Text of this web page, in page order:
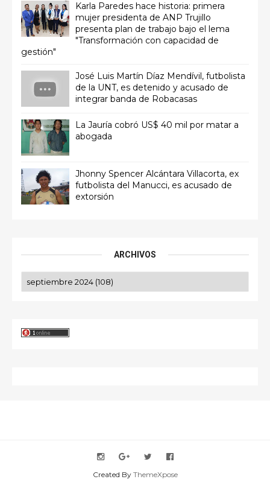
Karla Paredes hace historia: primera
mujer presidenta de ANP Trujillo
presenta plan de trabajo bajo el lema
"Transformación con capacidad de
gestión"
José Luis Martín Díaz Mendívil, futbolista
de la UNT, es detenido y acusado de
integrar banda de Robacasas
La Jauría cobró US$ 40 mil por matar a
abogada
Jhonny Spencer Alcántara Villacorta, ex
futbolista del Manucci, es acusado de
extorsión
ARCHIVOS
Created By ThemeXpose